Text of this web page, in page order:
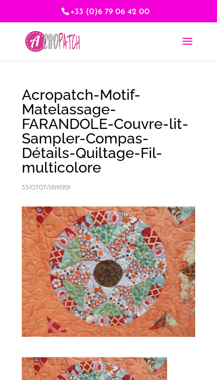
+33 (0)6 79 06 42 00
Acropatch-Motif-
Matelassage-
FARANDOLE-Couvre-lit-
Sampler-Compas-
Détails-Quiltage-Fil-
multicolore
33/0707/19191919